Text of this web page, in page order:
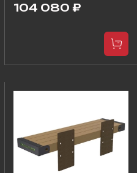
104 080 ₽